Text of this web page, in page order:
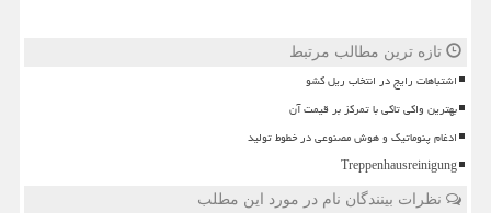
تازه ترین مطالب مرتبط
اشتباهات رایج در انتخاب ریل کشو
بهترین واکی تاکی با تمرکز بر قیمت آن
ادغام پنوماتیک و هوش مصنوعی در خطوط تولید
Treppenhausreinigung
نظرات بینندگان نام در مورد این مطلب